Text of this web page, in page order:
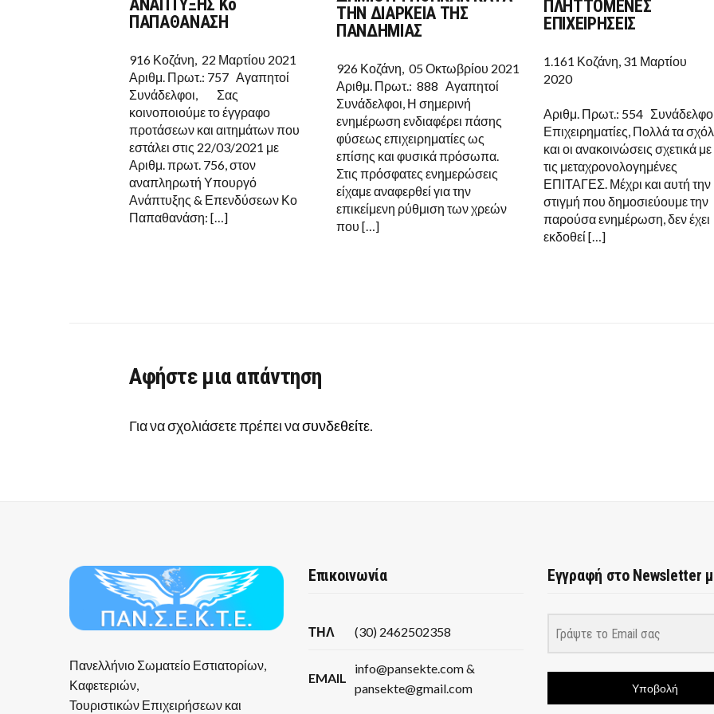
ΠΑΠΑΘΑΝΑΣΗ
ΑΝΑΠΤΥΞΗΣ Κο
ΠΑΠΑΘΑΝΑΣΗ
916 Κοζάνη, 22 Μαρτίου 2021
Αριθμ. Πρωτ.: 757 Αγαπητοί
Συνάδελφοι, Σας
κοινοποιούμε το έγγραφο
προτάσεων και αιτημάτων που
εστάλει στις 22/03/2021 με
Αριθμ. πρωτ. 756, στον
αναπληρωτή Υπουργό
Ανάπτυξης & Επενδύσεων Κο
Παπαθανάση: […]
ΔΗΜΙΟΥΡΓΗΘΗΚΑΝ
ΚΑΤΑ
ΠΑΝΔΗΜΙΑΣ
ΤΗΝ ΔΙΑΡΚΕΙΑ ΤΗΣ
ΠΑΝΔΗΜΙΑΣ
926 Κοζάνη, 05 Οκτωβρίου 2021
Αριθμ. Πρωτ.: 888 Αγαπητοί
Συνάδελφοι, Η σημερινή
ενημέρωση ενδιαφέρει πάσης
φύσεως επιχειρηματίες ως
επίσης και φυσικά πρόσωπα.
Στις πρόσφατες ενημερώσεις
είχαμε αναφερθεί για την
επικείμενη ρύθμιση των χρεών
που […]
ΠΛΗΤΤΟΜΕΝΕΣ
ΕΠΙΧΕΙΡΗΣΕΙΣ
1.161 Κοζάνη, 31 Μαρτίου
Αριθμ. Πρωτ.: 554
Επιχειρηματίες, Πολλά τα
και οι ανακοινώσεις σχετικά με
τις μεταχρονολογημένες
ΕΠΙΤΑΓΕΣ. Μέχρι και αυτή την
στιγμή που δημοσιεύουμε την
παρούσα ενημέρωση, δεν έχει
εκδοθεί […]
Αφήστε μια απάντηση
Για να σχολιάσετε πρέπει νασυνδεθείτε.
Πανελλήνιο Σωματείο Εστιατορίων,
Καφετεριών,
Τουριστικών Επιχειρήσεων και
Επικοινωνία
ΤΗΛ (30) 2462502358
EMAIL
info@pansekte.com &
pansekte@gmail.com
Εγγραφή στο Newsletter
Υποβολή